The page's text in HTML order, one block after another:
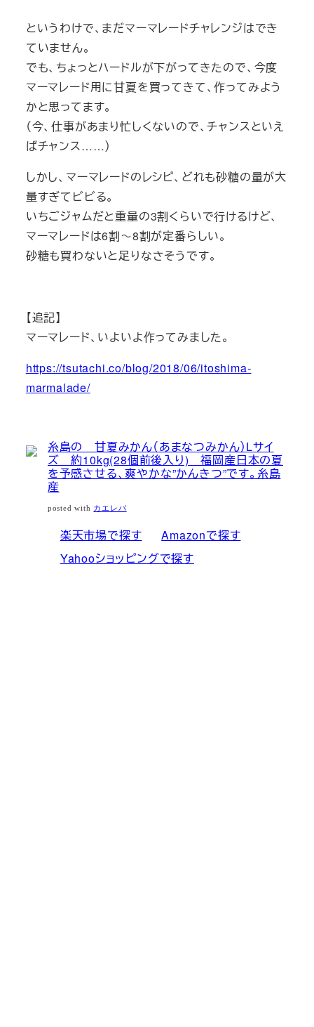
というわけで、まだマーマレードチャレンジはでき
ていません。
でも、ちょっとハードルが下がってきたので、今度
マーマレード用に甘夏を買ってきて、作ってみよう
かと思ってます。
（今、仕事があまり忙しくないので、チャンスといえ
ばチャンス……）
しかし、マーマレードのレシピ、どれも砂糖の量が大
量すぎてビビる。
いちごジャムだと重量の3割くらいで行けるけど、
マーマレードは6割～8割が定番らしい。
砂糖も買わないと足りなさそうです。
【追記】
マーマレード、いよいよ作ってみました。
https://tsutachi.co/blog/2018/06/itoshima-
marmalade/
糸島の 甘夏みかん（あまなつみかん）Lサイ
ズ 約10kg(28個前後入り) 福岡産日本の夏
を予感させる、爽やかな”かんきつ”です。糸島
産
posted with カエレバ
楽天市場で探す
Amazonで探す
Yahooショッピングで探す